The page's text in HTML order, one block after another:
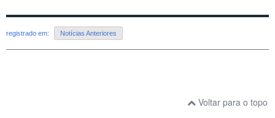
registrado em: Notícias Anteriores
Voltar para o topo